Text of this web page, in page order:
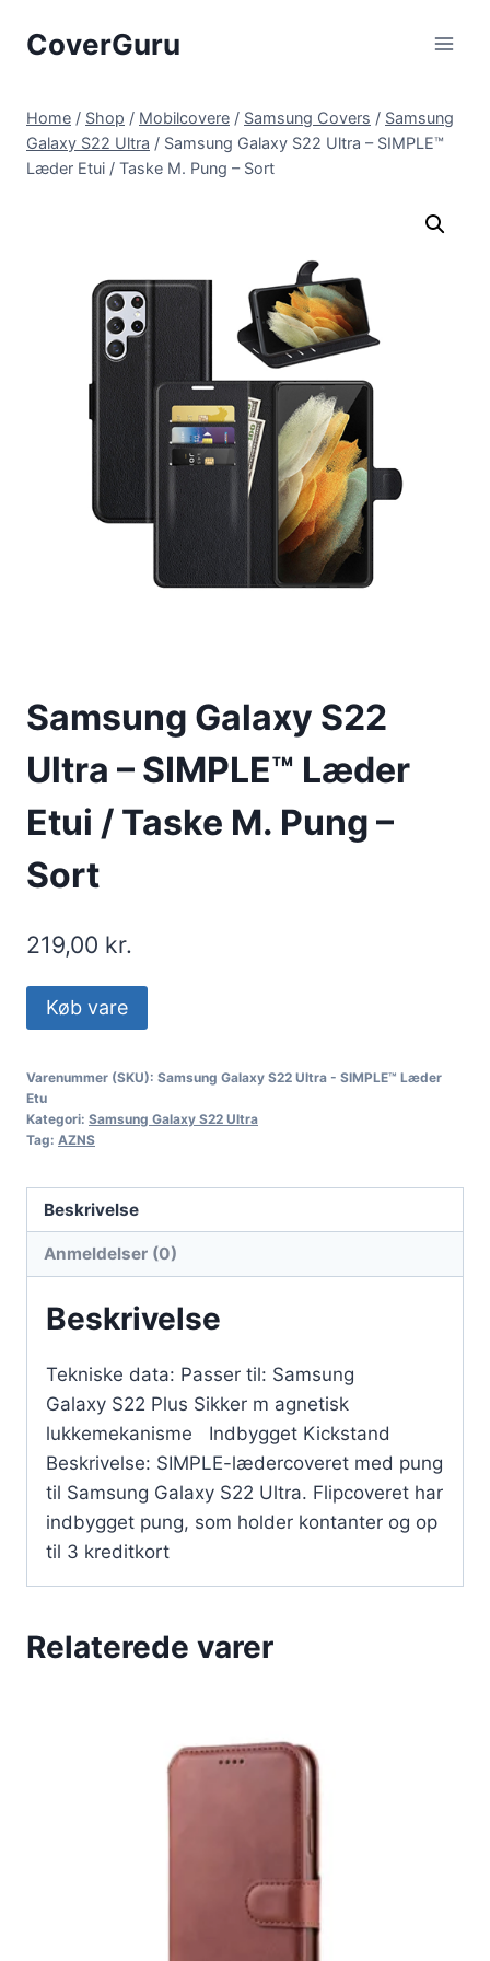
CoverGuru
Home / Shop / Mobilcovere / Samsung Covers / Samsung
Galaxy S22 Ultra / Samsung Galaxy S22 Ultra – SIMPLE™
Læder Etui / Taske M. Pung – Sort
Samsung Galaxy S22
Ultra – SIMPLE™ Læder
Etui / Taske M. Pung –
Sort
219,00 kr.
Køb vare
Varenummer (SKU): Samsung Galaxy S22 Ultra - SIMPLE™ Læder
Etu
Kategori: Samsung Galaxy S22 Ultra
Tag: AZNS
Beskrivelse
Anmeldelser (0)
Beskrivelse
Tekniske data: Passer til: Samsung
Galaxy S22 Plus Sikker m agnetisk
lukkemekanisme Indbygget Kickstand
Beskrivelse: SIMPLE-lædercoveret med pung
til Samsung Galaxy S22 Ultra. Flipcoveret har
indbygget pung, som holder kontanter og op
til 3 kreditkort
Relaterede varer